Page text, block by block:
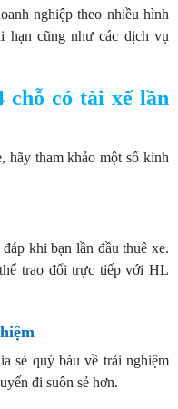
nghiệp theo nhiều hình
hạn cũng như các dịch vụ
chỗ có tài xế lần
hãy tham khảo một số kinh
khi bạn lần đầu thuê xe.
trao đổi trực tiếp với HL
sẻ quý báu về trải nghiệm
đi suôn sẻ hơn.